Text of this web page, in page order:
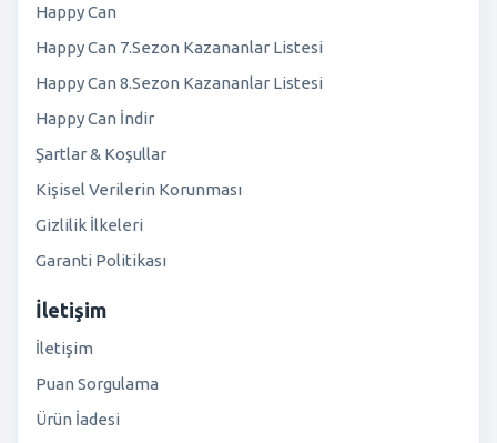
Happy Can
Happy Can 7.Sezon Kazananlar Listesi
Happy Can 8.Sezon Kazananlar Listesi
Happy Can İndir
Şartlar & Koşullar
Kişisel Verilerin Korunması
Gizlilik İlkeleri
Garanti Politikası
İletişim
İletişim
Puan Sorgulama
Ürün İadesi